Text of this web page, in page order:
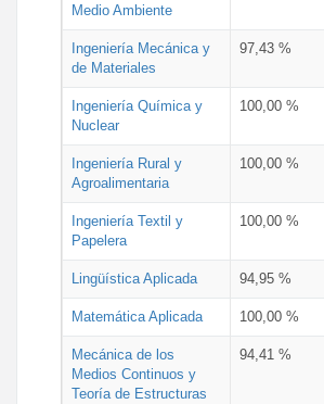
Medio Ambiente
Ingeniería Mecánica y
de Materiales
97,43 %
Ingeniería Química y
Nuclear
100,00 %
Ingeniería Rural y
Agroalimentaria
100,00 %
Ingeniería Textil y
Papelera
100,00 %
Lingüística Aplicada 94,95 %
Matemática Aplicada 100,00 %
Mecánica de los
Medios Continuos y
Teoría de Estructuras
94,41 %